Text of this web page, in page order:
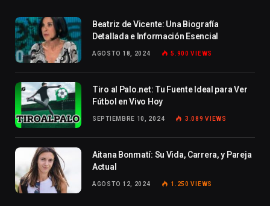
Beatriz de Vicente: Una Biografía
Detallada e Información Esencial
AGOSTO 18, 2024 5.900VIEWS
Tiro al Palo.net: Tu Fuente Ideal para Ver
Fútbol en Vivo Hoy
SEPTIEMBRE 10, 2024 3.089VIEWS
Aitana Bonmatí: Su Vida, Carrera, y Pareja
Actual
AGOSTO 12, 2024 1.250VIEWS